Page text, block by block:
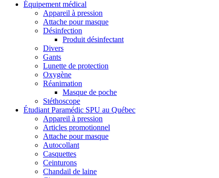
Équipement médical
Appareil à pression
Attache pour masque
Désinfection
Produit désinfectant
Divers
Gants
Lunette de protection
Oxygène
Réanimation
Masque de poche
Stéthoscope
Étudiant Paramédic SPU au Québec
Appareil à pression
Articles promotionnel
Attache pour masque
Autocollant
Casquettes
Ceinturons
Chandail de laine